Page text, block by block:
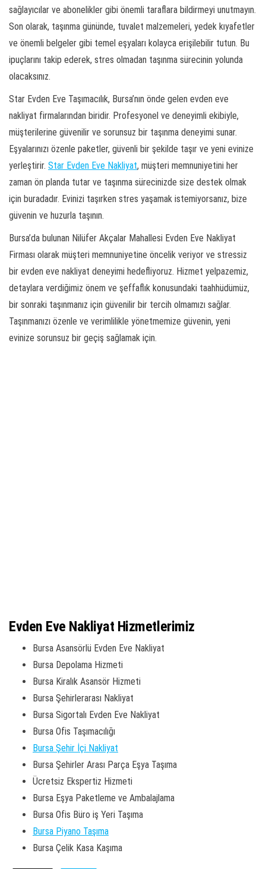
sağlayıcılar ve abonelikler gibi önemli taraflara bildirmeyi unutmayın.
Son olarak, taşınma gününde, tuvalet malzemeleri, yedek kıyafetler
ve önemli belgeler gibi temel eşyaları kolayca erişilebilir tutun. Bu
ipuçlarını takip ederek, stres olmadan taşınma sürecinin yolunda
olacaksınız.
Star Evden Eve Taşımacılık, Bursa’nın önde gelen evden eve
nakliyat firmalarından biridir. Profesyonel ve deneyimli ekibiyle,
müşterilerine güvenilir ve sorunsuz bir taşınma deneyimi sunar.
Eşyalarınızı özenle paketler, güvenli bir şekilde taşır ve yeni evinize
yerleştirir. Star Evden Eve Nakliyat, müşteri memnuniyetini her
zaman ön planda tutar ve taşınma sürecinizde size destek olmak
için buradadır. Evinizi taşırken stres yaşamak istemiyorsanız, bize
güvenin ve huzurla taşının.
Bursa’da bulunan Nilüfer Akçalar Mahallesi Evden Eve Nakliyat
Firması olarak müşteri memnuniyetine öncelik veriyor ve stressiz
bir evden eve nakliyat deneyimi hedefliyoruz. Hizmet yelpazemiz,
detaylara verdiğimiz önem ve şeffaflık konusundaki taahhüdümüz,
bir sonraki taşınmanız için güvenilir bir tercih olmamızı sağlar.
Taşınmanızı özenle ve verimlilikle yönetmemize güvenin, yeni
evinize sorunsuz bir geçiş sağlamak için.
Evden Eve Nakliyat Hizmetlerimiz
Bursa Asansörlü Evden Eve Nakliyat
Bursa Depolama Hizmeti
Bursa Kiralık Asansör Hizmeti
Bursa Şehirlerarası Nakliyat
Bursa Sigortalı Evden Eve Nakliyat
Bursa Ofis Taşımacılığı
Bursa Şehir İçi Nakliyat
Bursa Şehirler Arası Parça Eşya Taşıma
Ücretsiz Ekspertiz Hizmeti
Bursa Eşya Paketleme ve Ambalajlama
Bursa Ofis Büro iş Yeri Taşıma
Bursa Piyano Taşıma
Bursa Çelik Kasa Kaşıma